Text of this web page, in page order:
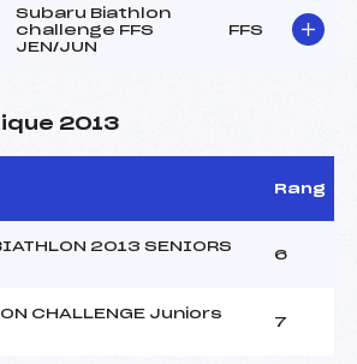
Subaru Biathlon
challenge FFS
JEN/JUN
FFS
2013
Rang
2013 SENIORS
6
CHALLENGE Juniors
7